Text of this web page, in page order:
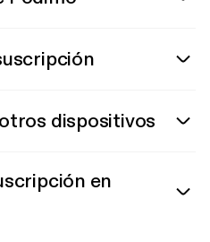
dispositivos
en